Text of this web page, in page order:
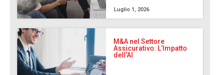
Luglio 1, 2026
M&A nel Settore
Assicurativo: L’Impatto
dell’AI